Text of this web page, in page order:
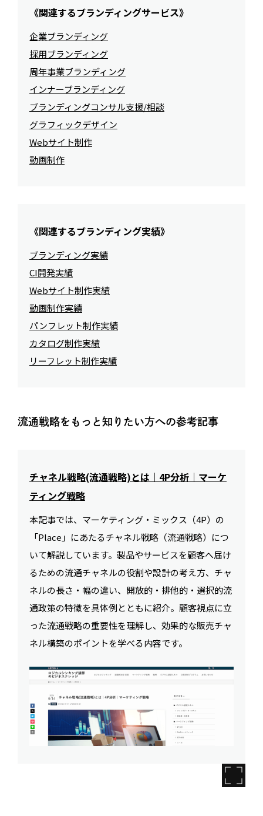
《関連するブランディングサービス》
企業ブランディング
採用ブランディング
周年事業ブランディング
インナーブランディング
ブランディングコンサル支援/相談
グラフィックデザイン
Webサイト制作
動画制作
《関連するブランディング実績》
ブランディング実績
CI開発実績
Webサイト制作実績
動画制作実績
パンフレット制作実績
カタログ制作実績
リーフレット制作実績
流通戦略をもっと知りたい方への参考記事
チャネル戦略(流通戦略)とは｜4P分析｜マーケ
ティング戦略
本記事では、マーケティング・ミックス（4P）の
「Place」にあたるチャネル戦略（流通戦略）につ
いて解説しています。製品やサービスを顧客へ届け
るための流通チャネルの役割や設計の考え方、チャ
ネルの長さ・幅の違い、開放的・排他的・選択的流
通政策の特徴を具体例とともに紹介。顧客視点に立
った流通戦略の重要性を理解し、効果的な販売チャ
ネル構築のポイントを学べる内容です。